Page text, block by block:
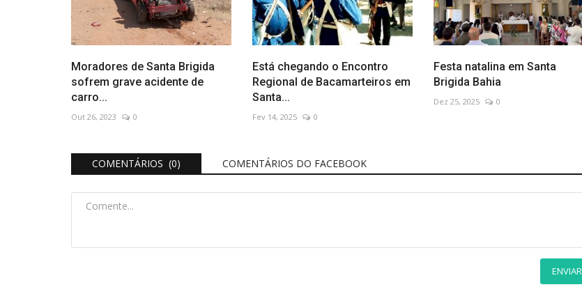
Moradores de Santa Brigida
sofrem grave acidente de
carro...
Out 26, 2023 0
Está chegando o Encontro
Regional de Bacamarteiros em
Santa...
Fev 14, 2025 0
Festa natalina em Santa
Brigida Bahia
Dez 25, 2025 0
COMENTÁRIOS (0) COMENTÁRIOS DO FACEBOOK
ENVIAR